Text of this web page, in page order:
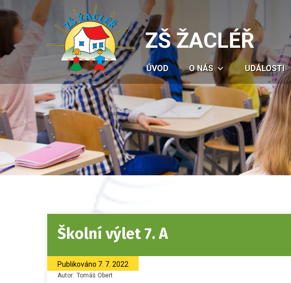
ZŠ ŽACLÉŘ
ÚVOD O NÁS UDÁLOSTI
Školní výlet 7. A
Publikováno 7. 7. 2022
Autor: Tomáš Obert